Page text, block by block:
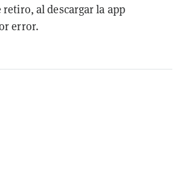
retiro, al descargar la app
error.